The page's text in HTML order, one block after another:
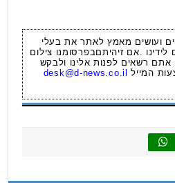
ועושים מאמץ לאתר את בעלי
לידינו .אם זיהיתםבפרסומנו צילום
אתם רשאים לפנות אלינו ולבקש
המייל
desk@d-news.co.il